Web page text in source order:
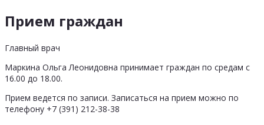
Прием граждан
Главный врач
Маркина Ольга Леонидовна принимает граждан по средам с
16.00 до 18.00.
Прием ведется по записи. Записаться на прием можно по
телефону +7 (391) 212-38-38